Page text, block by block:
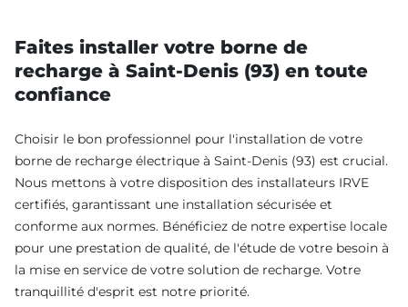
Faites installer votre borne de
recharge à Saint-Denis (93) en toute
confiance
Choisir le bon professionnel pour l'installation de votre
borne de recharge électrique à Saint-Denis (93) est crucial.
Nous mettons à votre disposition des installateurs IRVE
certifiés, garantissant une installation sécurisée et
conforme aux normes. Bénéficiez de notre expertise locale
pour une prestation de qualité, de l'étude de votre besoin à
la mise en service de votre solution de recharge. Votre
tranquillité d'esprit est notre priorité.